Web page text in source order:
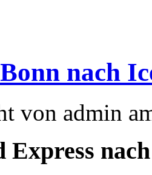
nach
von admin
Express